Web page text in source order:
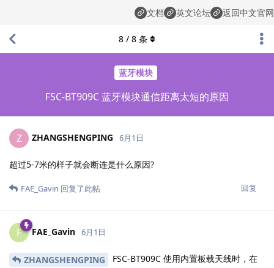
文档 英文论坛 返回中文官网
蓝牙模块
FSC-BT909C 蓝牙模块通信距离太短的原因
8 / 8 条
Z ZHANGSHENGPING 6月1日
超过5-7米的样子就会断连是什么原因?
回复
FAE_Gavin 回复了此帖
F FAE_Gavin 6月1日
ZHANGSHENGPING
FSC-BT909C 使用内置板载天线时，在